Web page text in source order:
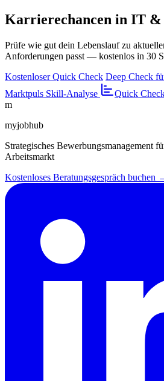
Karrierechancen in IT &
Prüfe wie gut dein Lebenslauf zu
Anforderungen passt — kostenlos in 30
Kostenloser Quick Check Deep Check
Marktpuls Skill-Analyse Quick
m
myjobhub
Strategisches Bewerbungsmanagement
Arbeitsmarkt
Kostenloses Beratungsgespräch buchen